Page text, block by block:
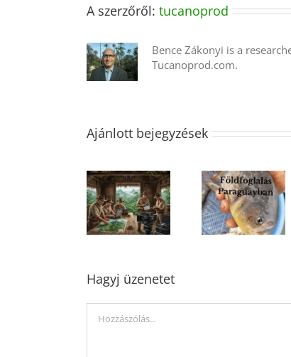
A szerzőről: tucanoprod
Bence Zákonyi is a
Tucanoprod.com.
Ajánlott bejegyzések
Hagyj üzenetet